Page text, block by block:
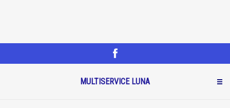
MULTISERVICE LUNA